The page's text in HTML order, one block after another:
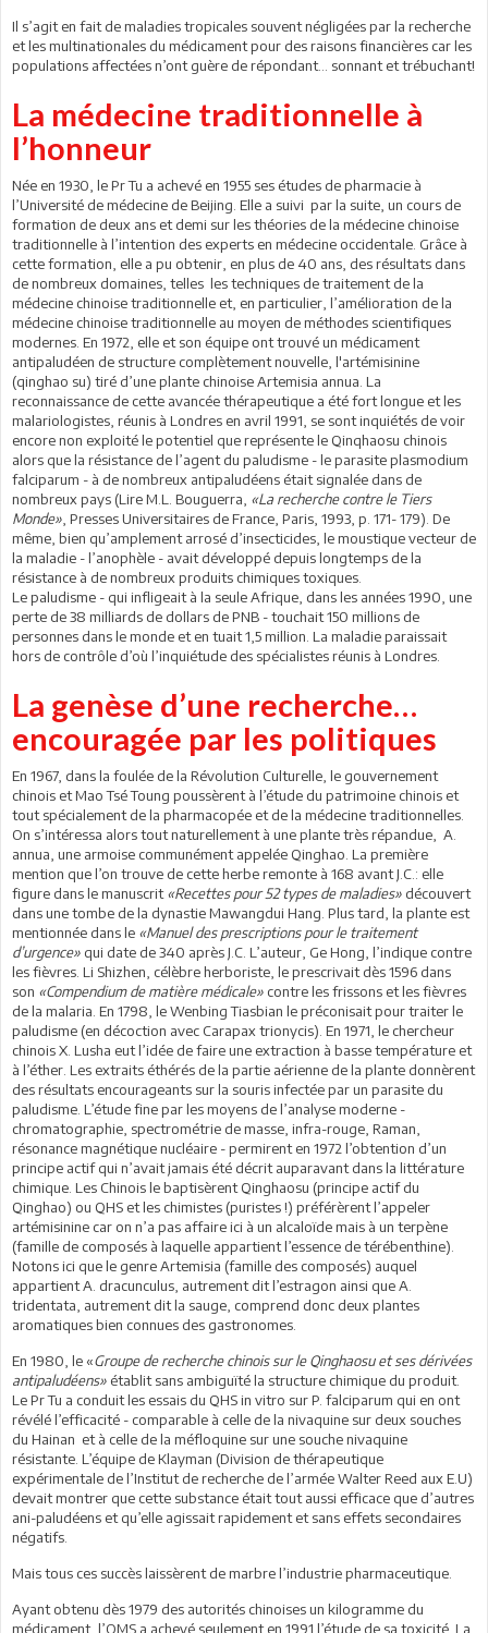
Il s’agit en fait de maladies tropicales souvent négligées par la recherche
et les multinationales du médicament pour des raisons financières car les
populations affectées n’ont guère de répondant… sonnant et trébuchant!
La médecine traditionnelle à
l’honneur
Née en 1930, le Pr Tu a achevé en 1955 ses études de pharmacie à
l’Université de médecine de Beijing. Elle a suivi par la suite, un cours de
formation de deux ans et demi sur les théories de la médecine chinoise
traditionnelle à l’intention des experts en médecine occidentale. Grâce à
cette formation, elle a pu obtenir, en plus de 40 ans, des résultats dans
de nombreux domaines, telles les techniques de traitement de la
médecine chinoise traditionnelle et, en particulier, l’amélioration de la
médecine chinoise traditionnelle au moyen de méthodes scientifiques
modernes. En 1972, elle et son équipe ont trouvé un médicament
antipaludéen de structure complètement nouvelle, l'artémisinine
(qinghao su) tiré d’une plante chinoise Artemisia annua. La
reconnaissance de cette avancée thérapeutique a été fort longue et les
malariologistes, réunis à Londres en avril 1991, se sont inquiétés de voir
encore non exploité le potentiel que représente le Qinqhaosu chinois
alors que la résistance de l’agent du paludisme - le parasite plasmodium
falciparum - à de nombreux antipaludéens était signalée dans de
nombreux pays (Lire M.L. Bouguerra, «La recherche contre le Tiers
Monde» , Presses Universitaires de France, Paris, 1993, p. 171- 179). De
même, bien qu’amplement arrosé d’insecticides, le moustique vecteur de
la maladie - l’anophèle - avait développé depuis longtemps de la
résistance à de nombreux produits chimiques toxiques.
Le paludisme - qui infligeait à la seule Afrique, dans les années 1990, une
perte de 38 milliards de dollars de PNB - touchait 150 millions de
personnes dans le monde et en tuait 1,5 million. La maladie paraissait
hors de contrôle d’où l’inquiétude des spécialistes réunis à Londres.
La genèse d’une recherche…
encouragée par les politiques
En 1967, dans la foulée de la Révolution Culturelle, le gouvernement
chinois et Mao Tsé Toung poussèrent à l’étude du patrimoine chinois et
tout spécialement de la pharmacopée et de la médecine traditionnelles.
On s’intéressa alors tout naturellement à une plante très répandue, A.
annua, une armoise communément appelée Qinghao. La première
mention que l’on trouve de cette herbe remonte à 168 avant J.C.: elle
figure dans le manuscrit«Recettes pour 52 types de maladies» découvert
dans une tombe de la dynastie Mawangdui Hang. Plus tard, la plante est
mentionnée dans le «Manuel des prescriptions pour le traitement
d’urgence» qui date de 340 après J.C. L’auteur, Ge Hong, l’indique contre
les fièvres. Li Shizhen, célèbre herboriste, le prescrivait dès 1596 dans
son «Compendium de matière médicale» contre les frissons et les fièvres
de la malaria. En 1798, le Wenbing Tiasbian le préconisait pour traiter le
paludisme (en décoction avec Carapax trionycis). En 1971, le chercheur
chinois X. Lusha eut l’idée de faire une extraction à basse température et
à l’éther. Les extraits éthérés de la partie aérienne de la plante donnèrent
des résultats encourageants sur la souris infectée par un parasite du
paludisme. L’étude fine par les moyens de l’analyse moderne -
chromatographie, spectrométrie de masse, infra-rouge, Raman,
résonance magnétique nucléaire - permirent en 1972 l’obtention d’un
principe actif qui n’avait jamais été décrit auparavant dans la littérature
chimique. Les Chinois le baptisèrent Qinghaosu (principe actif du
Qinghao) ou QHS et les chimistes (puristes !) préférèrent l’appeler
artémisinine car on n’a pas affaire ici à un alcaloïde mais à un terpène
(famille de composés à laquelle appartient l’essence de térébenthine).
Notons ici que le genre Artemisia (famille des composés) auquel
appartient A. dracunculus, autrement dit l’estragon ainsi que A.
tridentata, autrement dit la sauge, comprend donc deux plantes
aromatiques bien connues des gastronomes.
En 1980, le «Groupe de recherche chinois sur le Qinghaosu et ses dérivées
antipaludéens» établit sans ambiguïté la structure chimique du produit.
Le Pr Tu a conduit les essais du QHS in vitro sur P. falciparum qui en ont
révélé l’efficacité - comparable à celle de la nivaquine sur deux souches
du Hainan et à celle de la méfloquine sur une souche nivaquine
résistante. L’équipe de Klayman (Division de thérapeutique
expérimentale de l’Institut de recherche de l’armée Walter Reed aux E.U)
devait montrer que cette substance était tout aussi efficace que d’autres
ani-paludéens et qu’elle agissait rapidement et sans effets secondaires
négatifs.
Mais tous ces succès laissèrent de marbre l’industrie pharmaceutique.
Ayant obtenu dès 1979 des autorités chinoises un kilogramme du
médicament, l’OMS a achevé seulement en 1991 l’étude de sa toxicité. La